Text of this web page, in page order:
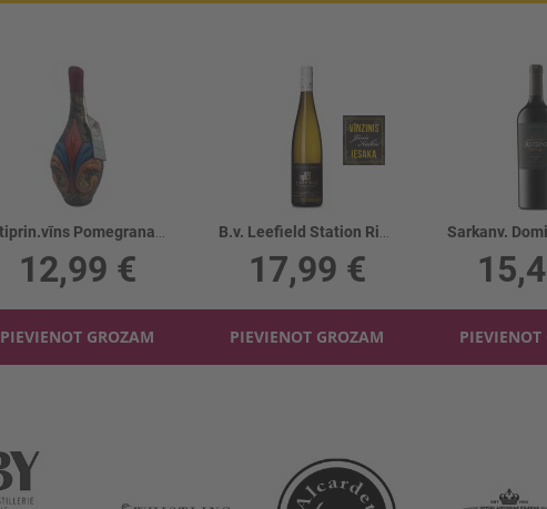
Stiprin.vīns Pomegranate Māla Karafe 15%
12,99 €
PIEVIENOT GROZAM
B.v. Leefield Station Ridgeline Riesling 10%
17,99 €
PIEVIENOT GROZAM PIEVIENOT